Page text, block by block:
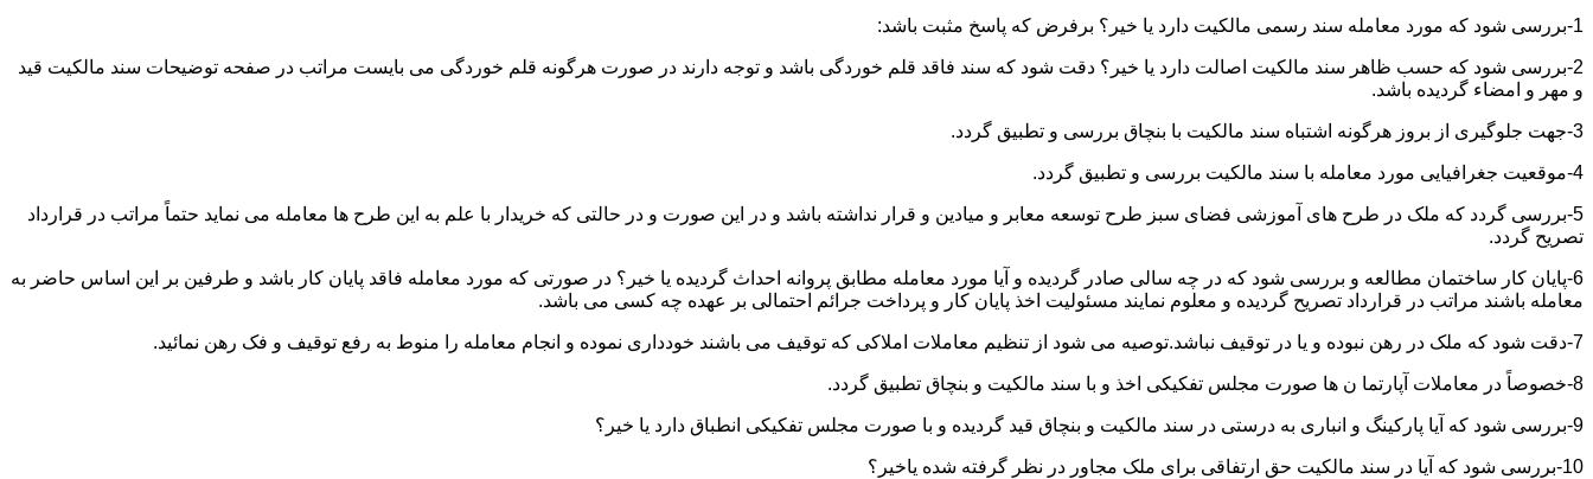
1-بررسی شود که مورد معامله سند رسمی مالکیت دارد یا خیر؟ برفرض که پاسخ مثبت باشد:
2-بررسی شود که حسب ظاهر سند مالکیت اصالت دارد یا خیر؟ دقت شود که سند فاقد قلم خوردگی باشد و توجه دارند در صورت هرگونه قلم خوردگی می بایست مراتب در صفحه توضیحات سند مالکیت قید
و مهر و امضاء گردیده باشد.
3-جهت جلوگیری از بروز هرگونه اشتباه سند مالکیت با بنچاق بررسی و تطبیق گردد.
4-موقعیت جغرافیایی مورد معامله با سند مالکیت بررسی و تطبیق گردد.
5-بررسی گردد که ملک در طرح های آموزشی فضای سبز طرح توسعه معابر و میادین و قرار نداشته باشد و در این صورت و در حالتی که خریدار با علم به این طرح ها معامله می نماید حتماً مراتب در قرارداد
تصریح گردد.
6-پایان کار ساختمان مطالعه و بررسی شود که در چه سالی صادر گردیده و آیا مورد معامله مطابق پروانه احداث گردیده یا خیر؟ در صورتی که مورد معامله فاقد پایان کار باشد و طرفین بر این اساس حاضر به
معامله باشند مراتب در قرارداد تصریح گردیده و معلوم نمایند مسئولیت اخذ پایان کار و پرداخت جرائم احتمالی بر عهده چه کسی می باشد.
7-دقت شود که ملک در رهن نبوده و یا در توقیف نباشد.توصیه می شود از تنظیم معاملات املاکی که توقیف می باشند خودداری نموده و انجام معامله را منوط به رفع توقیف و فک رهن نمائید.
8-خصوصاً در معاملات آپارتما ن ها صورت مجلس تفکیکی اخذ و با سند مالکیت و بنچاق تطبیق گردد.
9-بررسی شود که آیا پارکینگ و انباری به درستی در سند مالکیت و بنچاق قید گردیده و با صورت مجلس تفکیکی انطباق دارد یا خیر؟
10-بررسی شود که آیا در سند مالکیت حق ارتفاقی برای ملک مجاور در نظر گرفته شده یاخیر؟